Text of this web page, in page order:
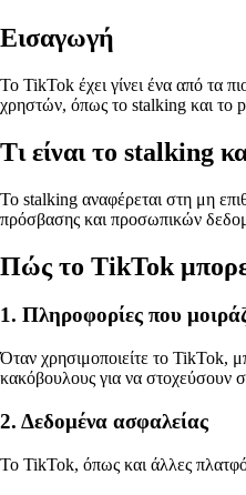
Εισαγωγή
Το TikTok έχει γίνει ένα από τα
χρηστών, όπως το stalking και το
Τι είναι το stalking
Το stalking αναφέρεται στη μη
πρόσβασης και προσωπικών
Πώς το TikTok
1. Πληροφορίες που
Όταν χρησιμοποιείτε το TikTok,
κακόβουλους για να στοχεύσουν
2. Δεδομένα ασφαλείας
Το TikTok, όπως και άλλες